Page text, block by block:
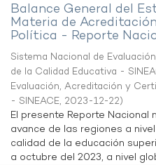
Balance General del
Materia de
Política - Reporte
Sistema Nacional de
de la Calidad Educativa -
Evaluación, Acreditación y
- SINEACE, 2023-12-22)
El presente Reporte
avance de las regiones a
calidad de la educación
a octubre del 2023, a nivel